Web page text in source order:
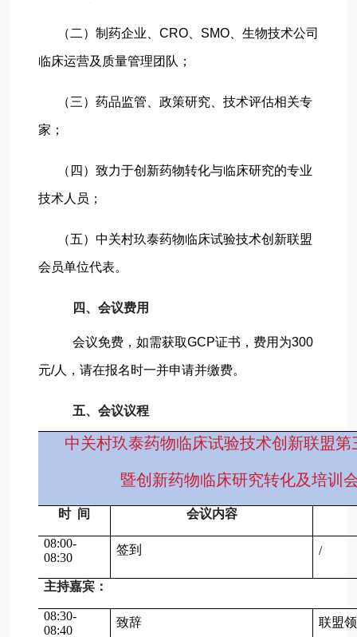
（二）制药企业、CRO、SMO、生物技术公司
临床运营及质量管理团队；
（三）药品监管、政策研究、技术评估相关专
家；
（四）致力于创新药物转化与临床研究的专业
技术人员；
（五）中关村玖泰药物临床试验技术创新联盟
会员单位代表。
四、会议费用
会议免费，如需获取GCP证书，费用为300
元/人，请在报名时一并申请并缴费。
五、会议议程
中关村玖泰药物临床试验技术创新联盟
暨创新药物临床研究转化及培训
时 间 会议内容
08:00-
08:30
签到 /
主持嘉宾：
08:30-
08:40
致辞 联盟